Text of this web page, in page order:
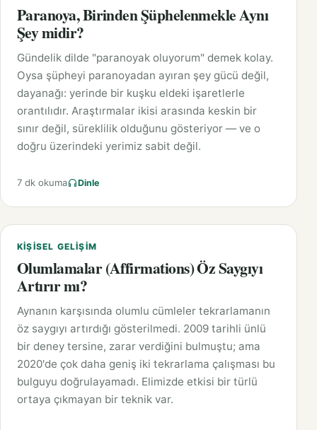
Paranoya, Birinden Şüphelenmekle Aynı
Şey midir?
Gündelik dilde "paranoyak oluyorum" demek kolay.
Oysa şüpheyi paranoyadan ayıran şey gücü değil,
dayanağı: yerinde bir kuşku eldeki işaretlerle
orantılıdır. Araştırmalar ikisi arasında keskin bir
sınır değil, süreklilik olduğunu gösteriyor — ve o
doğru üzerindeki yerimiz sabit değil.
7 dk okuma Dinle
KIŞISEL GELIŞIM
Olumlamalar (Affirmations) Öz Saygıyı
Artırır mı?
Aynanın karşısında olumlu cümleler tekrarlamanın
öz saygıyı artırdığı gösterilmedi. 2009 tarihli ünlü
bir deney tersine, zarar verdiğini bulmuştu; ama
2020'de çok daha geniş iki tekrarlama çalışması bu
bulguyu doğrulayamadı. Elimizde etkisi bir türlü
ortaya çıkmayan bir teknik var.